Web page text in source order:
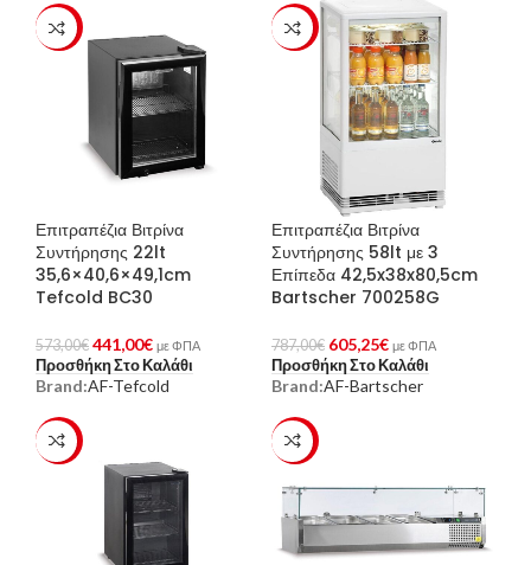
-23%
Επιτραπέζια Βιτρίνα
Συντήρησης 22lt
35,6×40,6×49,1cm
Tefcold BC30
573,00€ 441,00€ με ΦΠΑ
Προσθήκη Στο Καλάθι
Brand:AF-Tefcold
-23%
Επιτραπέζια Βιτρίνα
Συντήρησης 58lt με 3
Επίπεδα 42,5x38x80,5cm
Bartscher 700258G
787,00€ 605,25€ με ΦΠΑ
Προσθήκη Στο Καλάθι
Brand:AF-Bartscher
-23% -23%